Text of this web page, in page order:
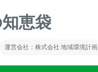
恵袋
運営会社：株式会社 地域環境計画